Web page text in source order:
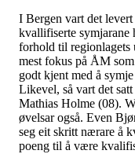
I Bergen vart det
kvallifiserte symjarane
forhold til regionlagets
mest fokus på ÅM
godt kjent med å
Likevel, så vart det
Mathias Holme (08).
øvelsar også. Even
seg eit skritt nærare å
poeng til å være